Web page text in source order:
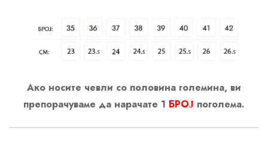
Ако носите чевли со половина големина, ви
препорачуваме да нарачате 1 БРОЈ поголема.